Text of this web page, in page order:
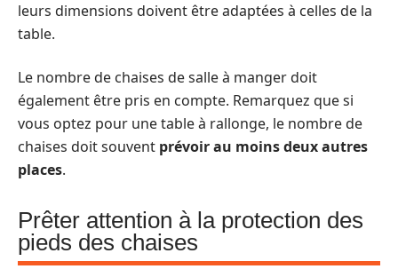
leurs dimensions doivent être adaptées à celles de la
table.
Le nombre de chaises de salle à manger doit
également être pris en compte. Remarquez que si
vous optez pour une table à rallonge, le nombre de
chaises doit souvent prévoir au moins deux autres
places.
Prêter attention à la protection des
pieds des chaises